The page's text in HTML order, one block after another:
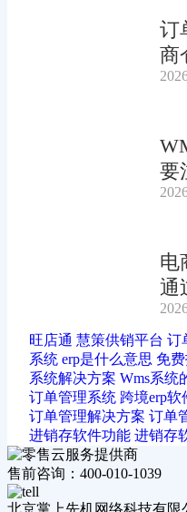
订
商
要
电
通
升
旺店通 慧策供销平台 订
系统 erp是什么意思 免
系统解决方案 Wms系统
订单管理系统 跨境erp软
订单管理解决方案 订单
进销存软件功能 进销存
售前咨询：400-010-1039